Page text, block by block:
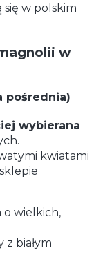
w polskim
w
pośrednia)
wybierana
kwiatami
o wielkich,
białym